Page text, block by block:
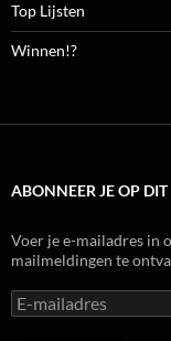
Top Lijsten
Winnen!?
ABONNEER JE OP
Voer je e-mailadres in
mailmeldingen te
E-
mailadres